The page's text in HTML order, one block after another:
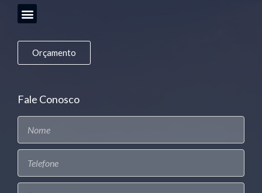
Orçamento
Fale Conosco